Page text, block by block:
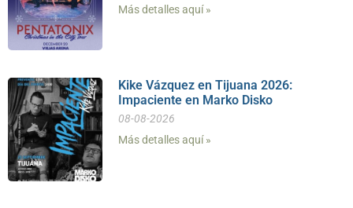
Más detalles aquí »
Kike Vázquez en Tijuana 2026:
Impaciente en Marko Disko
08-08-2026
Más detalles aquí »